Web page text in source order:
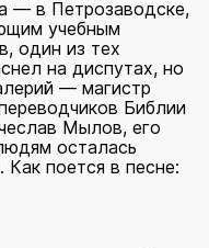
— в Петрозаводске,
учебным
один из тех
на диспутах, но
— магистр
Библии
Мылов, его
осталась
поется в песне: